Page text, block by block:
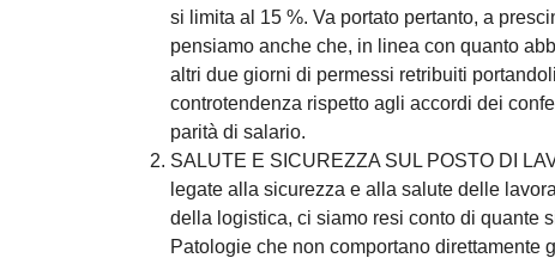
si limita al 15 %. Va portato pertanto, a
pensiamo anche che, in linea con quanto
altri due giorni di permessi retribuiti
controtendenza rispetto agli accordi dei
parità di salario.
SALUTE E SICUREZZA SUL POSTO DI
legate alla sicurezza e alla salute delle
della logistica, ci siamo resi conto di quante
Patologie che non comportano